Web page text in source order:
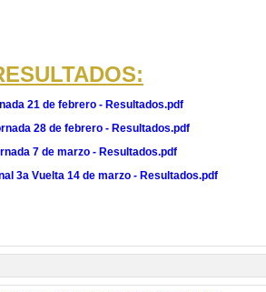
21 de febrero - Resultados.pdf
28 de febrero - Resultados.pdf
7 de marzo - Resultados.pdf
3a Vuelta 14 de marzo - Resultados.pdf